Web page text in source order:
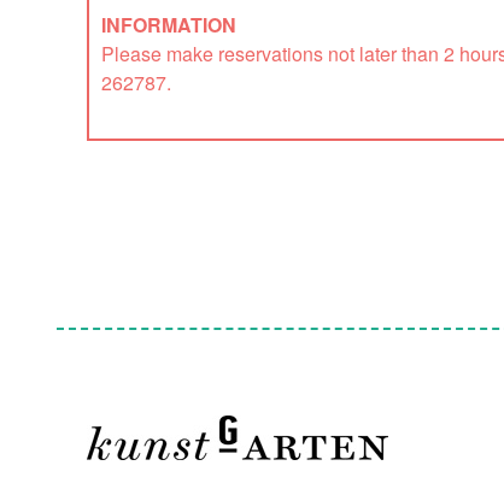
INFORMATION
Please make reservations not later than 2
262787.